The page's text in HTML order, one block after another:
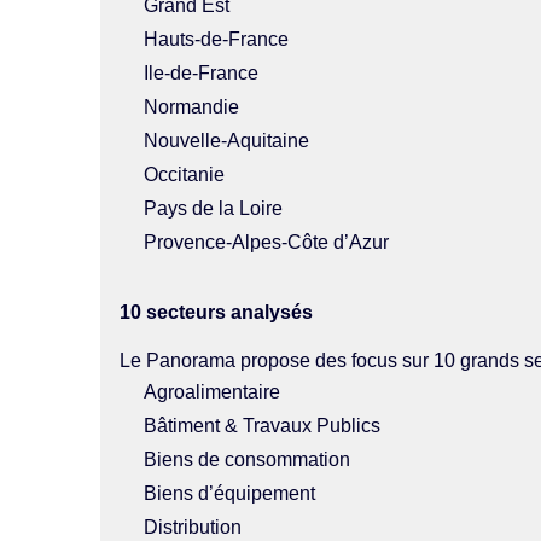
Grand Est
Hauts-de-France
Ile-de-France
Normandie
Nouvelle-Aquitaine
Occitanie
Pays de la Loire
Provence-Alpes-Côte d’Azur
10 secteurs analysés
Le Panorama propose des focus sur 10 grands
Agroalimentaire
Bâtiment & Travaux Publics
Biens de consommation
Biens d’équipement
Distribution